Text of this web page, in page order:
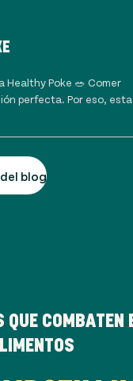
Healthy Poke 🥗 Comer
perfecta. Por eso, esta
blog
QUE COMBATEN